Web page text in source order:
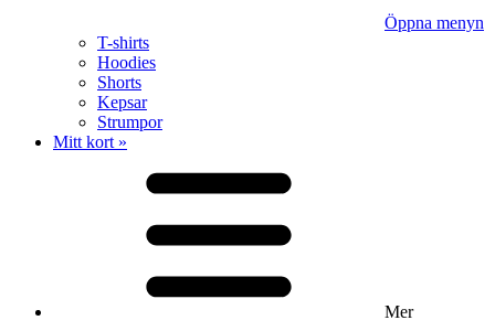
Öppna menyn
T-shirts
Hoodies
Shorts
Kepsar
Strumpor
Mitt kort »
Mer